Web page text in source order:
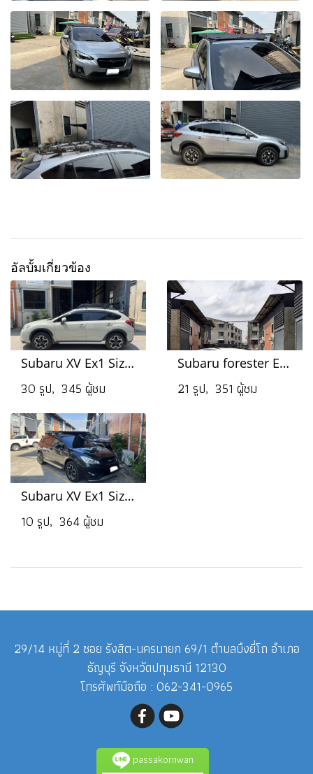
อัลบั้มเกี่ยวข้อง
Subaru XV Ex1 Size M
30 รูป, 345 ผู้ชม
Subaru forester Ex1 Size M
21 รูป, 351 ผู้ชม
Subaru XV Ex1 Size L
10 รูป, 364 ผู้ชม
29/14 หมู่ที่ 2 ซอย รังสิต-นครนายก 69/1 ตำบลบึงยี่โถ อำเภอ
ธัญบุรี จังหวัดปทุมธานี 12130
โทรศัพท์มือถือ : 062-341-0965
passakornwan